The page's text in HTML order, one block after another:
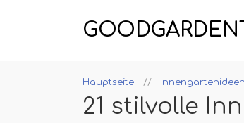
Hauptseite Innengartenideen
21 stilvolle